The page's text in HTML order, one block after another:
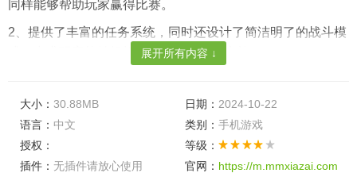
同样能够帮助玩家赢得比赛。
2、提供了丰富的任务系统，同时还设计了简洁明了的战斗模
式，力求玩家能够轻松上手，享受冒险之旅。
外，丰富多样的炮弹样式更是增添了游戏的趣味性。
游戏亮点
1、本作游戏玩法丰富多样，游戏中包含了各类冒险任务及多
展开所有内容 ↓
大小： 30.88MB 日期： 2024-10-22
语言： 中文 类别： 手机游戏
授权：
等级：
插件： 无插件请放心使用 官网： https://m.mmxiazai.com